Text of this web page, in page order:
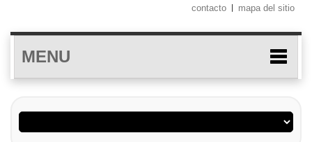
contacto mapa del sitio
MENU